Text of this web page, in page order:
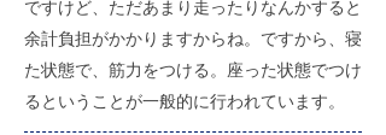
ですけど、ただあまり走ったりなんかすると
余計負担がかかりますからね。ですから、寝
た状態で、筋力をつける。座った状態でつけ
るということが一般的に行われています。